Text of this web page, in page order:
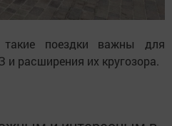
такие поездки важны для
и расширения их кругозора.